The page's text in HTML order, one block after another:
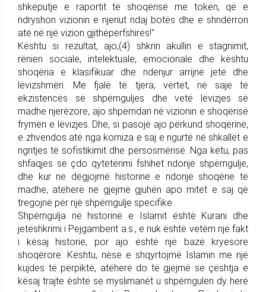
shkëputje e raportit të shoqërisë me tokën, që e
ndryshon vizionin e njeriut ndaj botës dhe e shndërron
atë në një vizion gjithëpërfshirës!"
Kështu si rezultat, ajo,(4) shkrin akullin e stagnimit,
rënien sociale, intelektuale, emocionale dhe kështu
shoqëria e klasifikuar dhe ndenjur arrijnë jetë dhe
lëvizshmëri. Me fjalë të tjera, vërtet, në saje të
ekzistencës së shpërnguljes dhe vetë lëvizjes së
madhe njerëzore, ajo shpërndan në vizionin e shoqërisë
frymën e lëvizjes. Dhe, si pasojë ajo përkund shoqërinë,
e zhvendos atë nga korniza e saj e ngurtë në shkallët e
ngritjes të sofistikimit dhe përsosmërisë. Nga këtu, pas
shfaqjes së çdo qytetërimi fshihet ndonjë shpërngulje,
dhe kur ne dëgjojmë historinë e ndonjë shoqërie të
madhe, atëherë ne gjejmë gjuhën apo mitet e saj që
tregojnë për një shpërngulje specifike.
Shpërngulja në historinë e Islamit është Kurani dhe
jetëshkrimi i Pejgamberit a.s., e nuk është vetëm një fakt
i kësaj historie, por ajo është një bazë kryesore
shoqërore. Kështu, nëse e shqyrtojmë Islamin me një
kujdes të përpiktë, atëherë do të gjejmë se çështja e
kësaj trajte është se myslimanët u shpërngulen dy herë